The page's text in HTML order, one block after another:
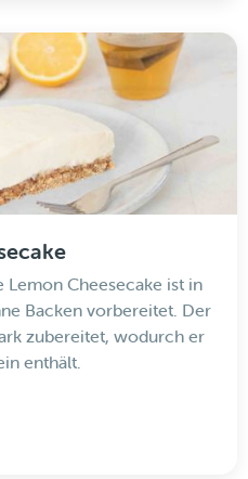
Cheesecake ist in
Backen vorbereitet. Der
zubereitet, wodurch er
enthält.